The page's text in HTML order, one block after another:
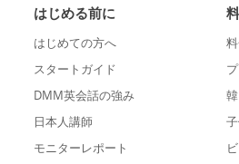
はじめる前に
はじめての方へ
スタートガイド
DMM英会話の強み
日本人講師
モニターレポート